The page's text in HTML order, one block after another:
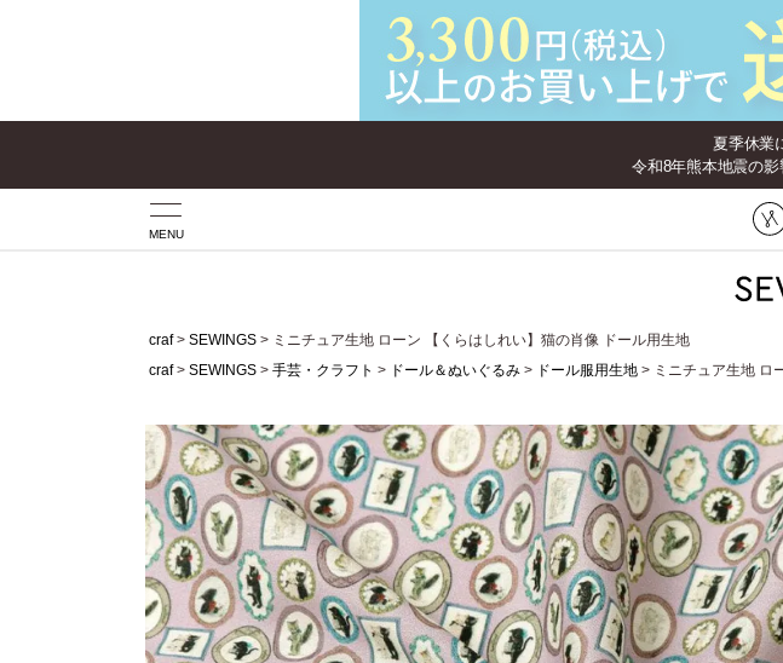
夏季休業
令和8年熊本地震の
MENU
craf SEWINGS
ミニチュア生地 ローン 【くらはしれい】猫の肖像 ドール用生地
craf
SEWINGS 手芸・クラフト ドール＆ぬいぐるみ ドール服用生地 ミニチュア生地 ロ